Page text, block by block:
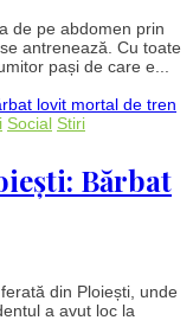
de pe abdomen prin
antrenează. Cu toate
pași de care e...
Social Stiri
Bărbat
din Ploiești, unde
a avut loc la